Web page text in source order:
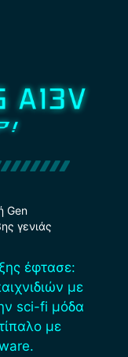
Gen
γενιάς
έφτασε:
με
sci-fi μόδα
με